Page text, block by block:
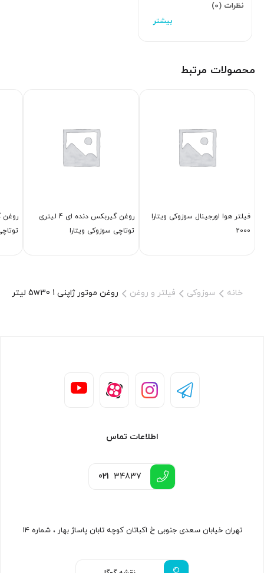
نظرات (0)
محصولات مرتبط
فیلتر هوا اورجینال سوزوکی ویتارا
2000
روغن گیربكس دنده ای 4 لیتری
توتاچی سوزوکی ویتارا
خانه سوزوکی فیلتر و روغن روغن موتور ژاپنی 5w30 1 لیتر سوزوکی ویتارا
اطلاعات تماس
021 34837
تهران خیابان سعدی جنوبی خ اکباتان کوچه تابان پاساژ بهار ، شماره ۱۴